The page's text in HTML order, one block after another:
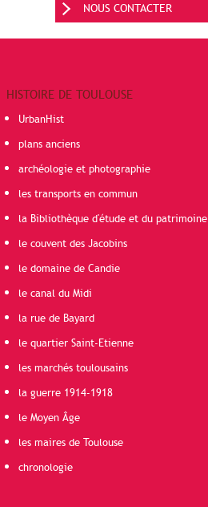
NOUS CONTACTER
HISTOIRE DE TOULOUSE
UrbanHist
plans anciens
archéologie et photographie
les transports en commun
la Bibliothèque d'étude et du patrimoine
le couvent des Jacobins
le domaine de Candie
le canal du Midi
la rue de Bayard
le quartier Saint-Etienne
les marchés toulousains
la guerre 1914-1918
le Moyen Âge
les maires de Toulouse
chronologie